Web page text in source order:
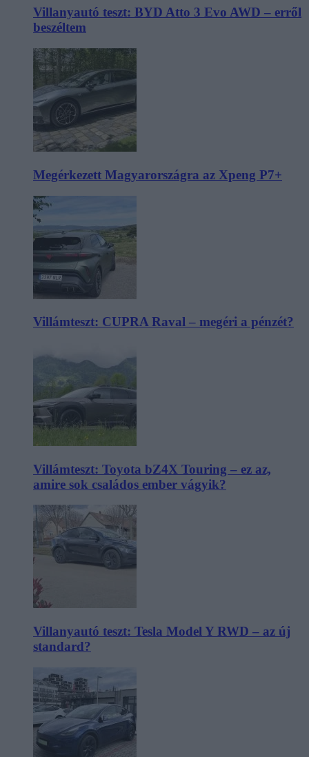
Villanyautó teszt: BYD Atto 3 Evo AWD – erről
beszéltem
Megérkezett Magyarországra az Xpeng P7+
Villámteszt: CUPRA Raval – megéri a pénzét?
Villámteszt: Toyota bZ4X Touring – ez az,
amire sok családos ember vágyik?
Villanyautó teszt: Tesla Model Y RWD – az új
standard?